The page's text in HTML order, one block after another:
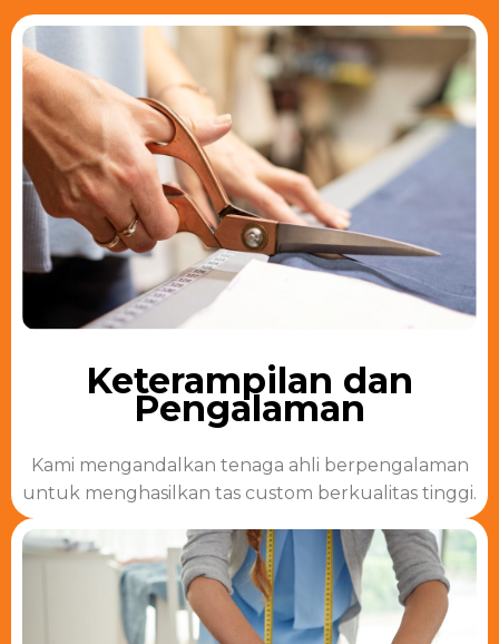
Keterampilan dan
Pengalaman
Kami mengandalkan tenaga ahli berpengalaman
untuk menghasilkan tas custom berkualitas tinggi.​